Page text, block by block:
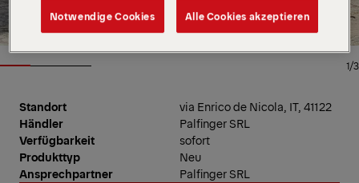
1/3
Standort
via Enrico de Nicola, IT, 41122
Händler
Palfinger SRL
Verfügbarkeit
sofort
Produkttyp
Neu
Ansprechpartner
Palfinger SRL
Notwendige Cookies Alle Cookies akzeptieren